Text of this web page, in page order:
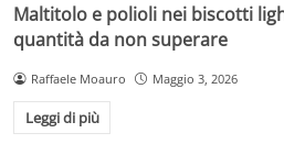
Maltitolo e polioli nei biscotti
quantità da non superare
Raffaele Moauro Maggio 3, 2026
Leggi di più